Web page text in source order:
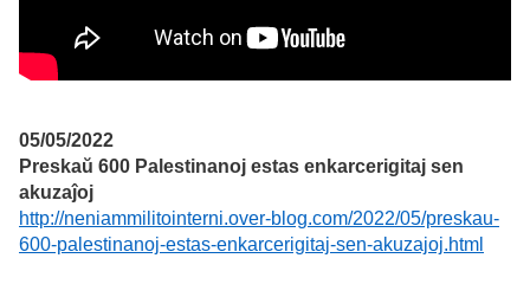
05/05/2022
Preskaŭ 600 Palestinanoj estas enkarcerigitaj sen
akuzaĵoj
http://neniammilitointerni.over-blog.com/2022/05/preskau-
600-palestinanoj-estas-enkarcerigitaj-sen-akuzajoj.html